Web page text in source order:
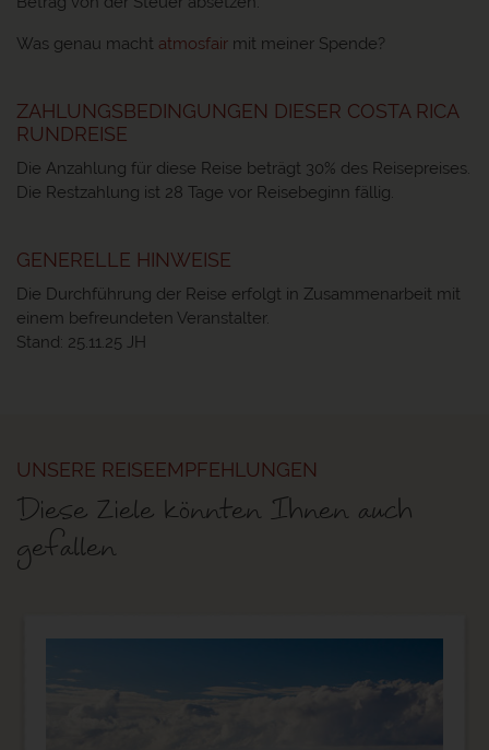
Was genau macht atmosfair mit meiner Spende?
ZAHLUNGSBEDINGUNGEN DIESER COSTA RICA
RUNDREISE
Die Anzahlung für diese Reise beträgt 30% des Reisepreises.
Die Restzahlung ist 28 Tage vor Reisebeginn fällig.
GENERELLE HINWEISE
Die Durchführung der Reise erfolgt in Zusammenarbeit mit
einem befreundeten Veranstalter.
Stand: 25.11.25 JH
UNSERE REISEEMPFEHLUNGEN
Diese Ziele könnten Ihnen auch
gefallen